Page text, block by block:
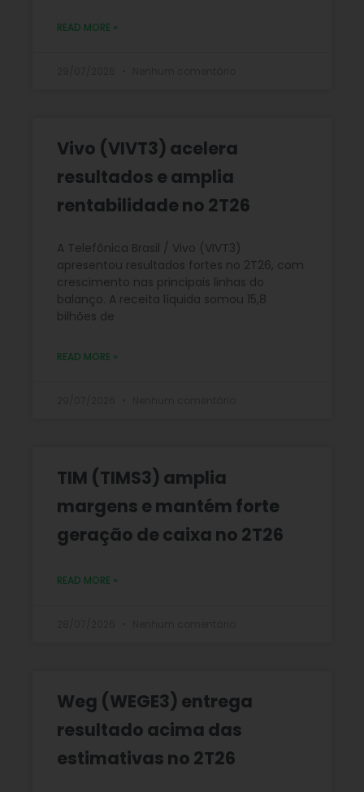
READ MORE »
Vivo (VIVT3) acelera
resultados e amplia
rentabilidade no 2T26
A Telefônica Brasil / Vivo (VIVT3)
apresentou resultados fortes no 2T26, com
crescimento nas principais linhas do
balanço. A receita líquida somou 15,8
bilhões de
READ MORE »
TIM (TIMS3) amplia
margens e mantém forte
geração de caixa no 2T26
READ MORE »
Weg (WEGE3) entrega
resultado acima das
estimativas no 2T26